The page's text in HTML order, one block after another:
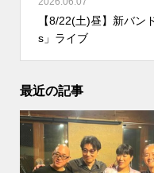
【8/22(土)昼】新バ
s」ライブ
最近の記事